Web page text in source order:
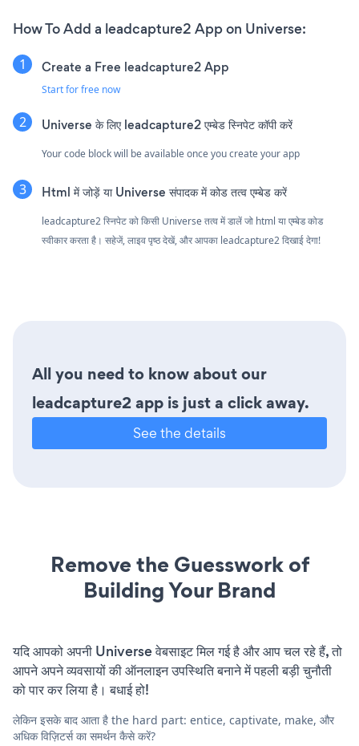
How To Add a leadcapture2 App on Universe:
Create a Free leadcapture2 App
Start for free now
Universe के लिए leadcapture2 एम्बेड स्निपेट कॉपी करें
Your code block will be available once you create your app
Html में जोड़ें या Universe संपादक में कोड तत्व एम्बेड करें
leadcapture2 स्निपेट को किसी Universe तत्व में डालें जो html या एम्बेड कोड
स्वीकार करता है। सहेजें, लाइव पृष्ठ देखें, और आपका leadcapture2 दिखाई देगा!
All you need to know about our
leadcapture2 app is just a click away.
See the details
Remove the Guesswork of
Building Your Brand
यदि आपको अपनी Universe वेबसाइट मिल गई है और आप चल रहे हैं, तो
आपने अपने व्यवसायों की ऑनलाइन उपस्थिति बनाने में पहली बड़ी चुनौती
को पार कर लिया है। बधाई हो!
लेकिन इसके बाद आता है the hard part: entice, captivate, make, और
अधिक विज़िटर्स का समर्थन कैसे करें?